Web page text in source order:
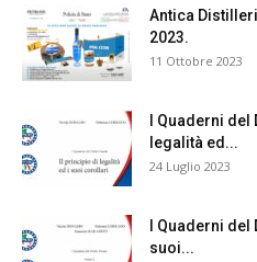
Antica
2023.
11 Ottobre 2023
I Quaderni
legalità ed...
24 Luglio 2023
I Quaderni
suoi...